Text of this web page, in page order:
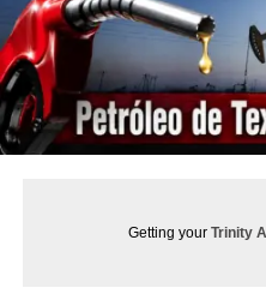
Getting your Trinity